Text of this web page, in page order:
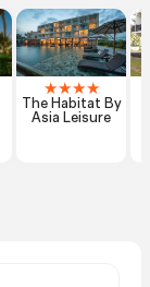
★★★★
The Habitat By
Asia Leisure